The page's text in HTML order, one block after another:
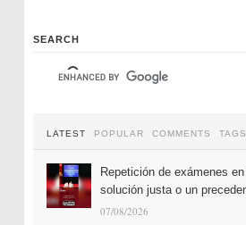
SEARCH
LATEST POPULAR COMMENTS TAGS
Repetición de exámenes
solución justa o un
07/08/2026